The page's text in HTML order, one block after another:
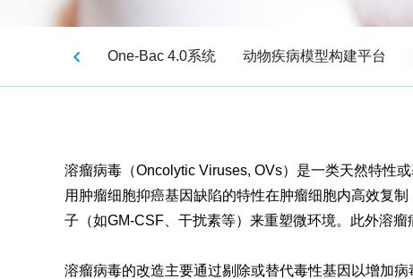
One-Bac 4.0系统 动物疾病模型构建平台
溶瘤病毒（Oncolytic Viruses, OVs）是一类天然特性
用肿瘤细胞抑癌基因缺陷的特性在肿瘤细胞内高效复
子（如GM-CSF、干扰素等）来重塑微环境。此外溶
溶瘤病毒的改造主要通过剔除或替代毒性基因以增加